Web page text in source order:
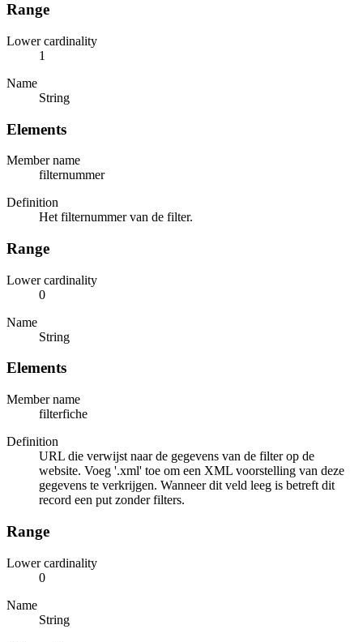
Range
Lower cardinality
1
Name
String
Elements
Member name
filternummer
Definition
Het filternummer van de filter.
Range
Lower cardinality
0
Name
String
Elements
Member name
filterfiche
Definition
URL die verwijst naar de gegevens van de filter op de
website. Voeg '.xml' toe om een XML voorstelling van deze
gegevens te verkrijgen. Wanneer dit veld leeg is betreft dit
record een put zonder filters.
Range
Lower cardinality
0
Name
String